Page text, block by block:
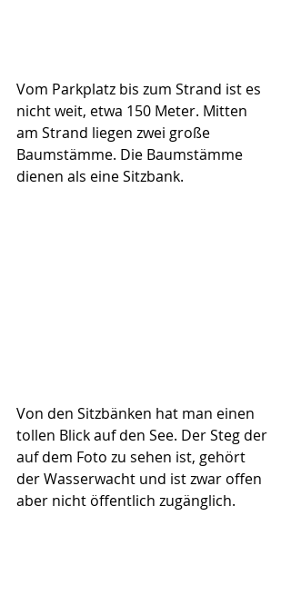
Vom Parkplatz bis zum Strand ist es
nicht weit, etwa 150 Meter. Mitten
am Strand liegen zwei große
Baumstämme. Die Baumstämme
dienen als eine Sitzbank.
Von den Sitzbänken hat man einen
tollen Blick auf den See. Der Steg der
auf dem Foto zu sehen ist, gehört
der Wasserwacht und ist zwar offen
aber nicht öffentlich zugänglich.